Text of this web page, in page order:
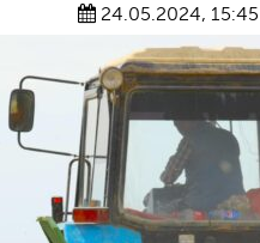
24.05.2024, 15:45